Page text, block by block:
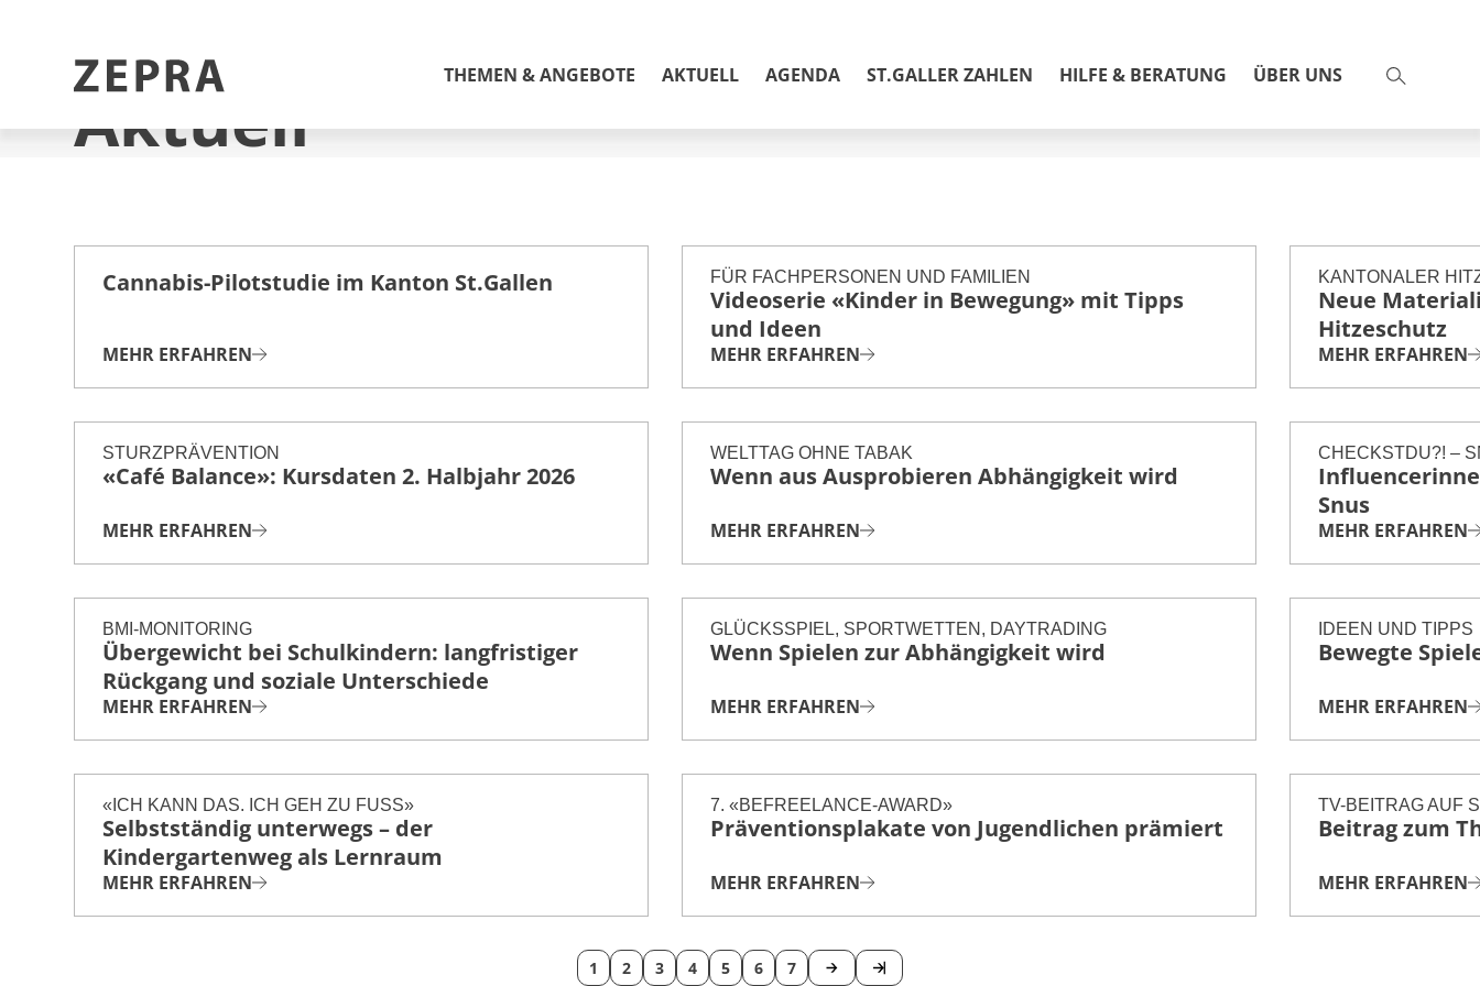
THEMEN & ANGEBOTE
MindMatters
Praxisbeispiele
Gesund älter werden
Bewegung und Ernährung
Kinder im Gleichgewicht
Purzelbaum
Fourchette verte
Miteinander gesund bleiben
Psychische Gesundheit
Suchtprävention und
Jugendschutz
Jugendschutz
Check Jugendschutz
Tabakpräventionsprogramm
AKTUELL AGENDA ST.GALLER ZAHLEN HILFE & BERATUNG ÜBER UNS
Aktuell
Cannabis-Pilotstudie im Kanton St.Gallen
MEHR ERFAHREN
FÜR FACHPERSONEN UND FAMILIEN
Videoserie «Kinder in Bewegung» mit Tipps
und Ideen
MEHR ERFAHREN
KANTONALER
Neue
Hitzeschutz
MEHR ERFAHREN
STURZPRÄVENTION
«Café Balance»: Kursdaten 2. Halbjahr 2026
MEHR ERFAHREN
WELTTAG OHNE TABAK
Wenn aus Ausprobieren Abhängigkeit wird
MEHR ERFAHREN
CHECKSTDU?! –
Snus
MEHR ERFAHREN
BMI-MONITORING
Übergewicht bei Schulkindern: langfristiger
Rückgang und soziale Unterschiede
MEHR ERFAHREN
GLÜCKSSPIEL, SPORTWETTEN, DAYTRADING
Wenn Spielen zur Abhängigkeit wird
MEHR ERFAHREN
IDEEN UND TIPPS
Bewegte
MEHR ERFAHREN
«ICH KANN DAS. ICH GEH ZU FUSS»
Selbstständig unterwegs – der
Kindergartenweg als Lernraum
MEHR ERFAHREN
7. «BEFREELANCE-AWARD»
Präventionsplakate von Jugendlichen prämiert
MEHR ERFAHREN
TV-BEITRAG AUF
Beitrag zum
MEHR ERFAHREN
1 2 3 4 5 6 7